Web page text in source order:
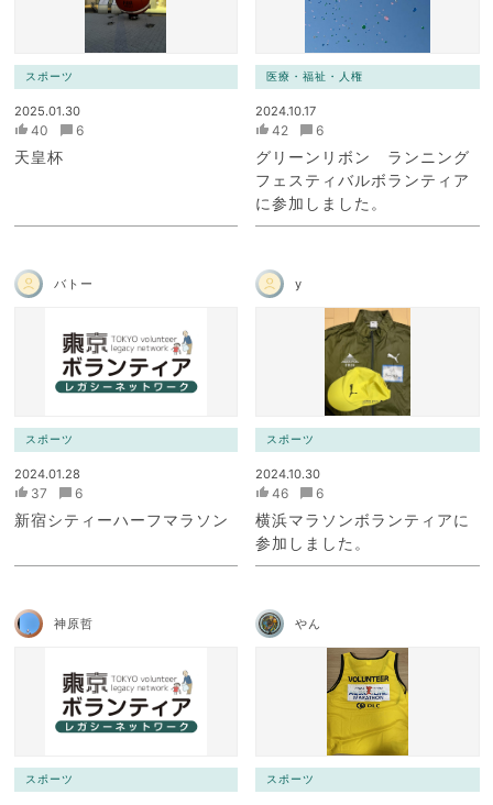
スポーツ
2025.01.30
40 6
天皇杯
医療・福祉・人権
2024.10.17
42 6
グリーンリボン ランニング
フェスティバルボランティア
に参加しました。
バトー
スポーツ
2024.01.28
37 6
新宿シティーハーフマラソン
y
スポーツ
2024.10.30
46 6
横浜マラソンボランティアに
参加しました。
神原哲
スポーツ
やん
スポーツ